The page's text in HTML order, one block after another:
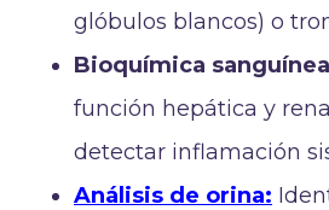
glóbulos blancos) o
Bioquímica
función hepática y
detectar inflamación
Análisis de orina: